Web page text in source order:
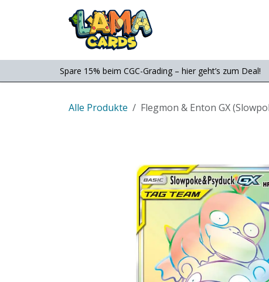
Zum Inhalt springen
Spare 15% beim CGC-Grading – hier geht’s zum Deal!
Alle Produkte Flegmon & Enton GX